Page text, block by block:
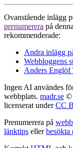
Ovanstående inlägg
prenumerera på
rekommenderade:
Andra inlägg
Webbloggens
Anders Englöf
Ingen AI användes
webbplats. madr.se ©
licenserat underCC
Prenumerera på
länktips ellerbesökta